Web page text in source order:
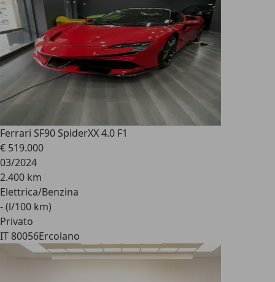
Ferrari SF90 SpiderXX 4.0 F1
€ 519.000
03/2024
2.400 km
Elettrica/Benzina
- (l/100 km)
Privato
IT 80056Ercolano